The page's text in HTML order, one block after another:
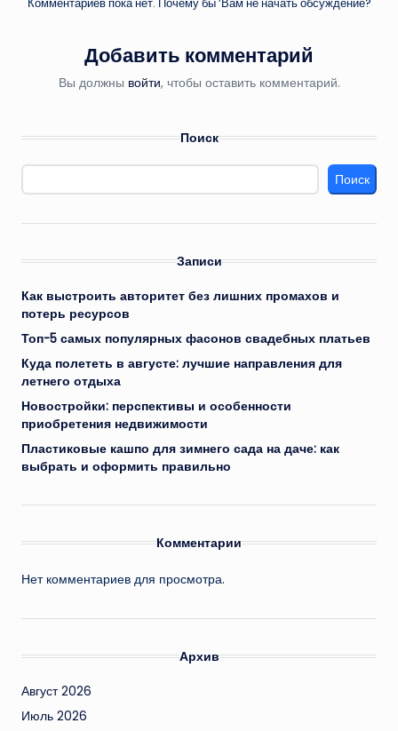
Добавить комментарий
Вы должны войти, чтобы оставить комментарий.
Поиск
Поиск
Записи
Как выстроить авторитет без лишних промахов и
потерь ресурсов
Топ-5 самых популярных фасонов свадебных платьев
Куда полететь в августе: лучшие направления для
летнего отдыха
Новостройки: перспективы и особенности
приобретения недвижимости
Пластиковые кашпо для зимнего сада на даче: как
выбрать и оформить правильно
Комментарии
Нет комментариев для просмотра.
Архив
Август 2026
Июль 2026